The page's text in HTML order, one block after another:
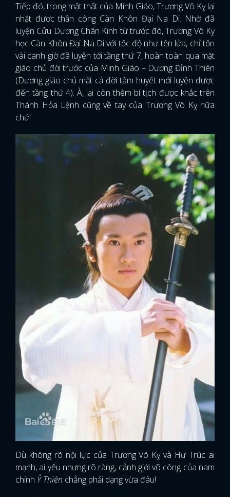
Tiếp đó, trong mật thất của Minh Giáo, Trương Vô Kỵ lại
nhặt được thần công Càn Khôn Đại Na Di. Nhờ đã
luyện Cửu Dương Chân Kinh từ trước đó, Trương Vô Kỵ
học Càn Khôn Đại Na Di với tốc độ như tên lửa, chỉ tốn
vài canh giờ đã luyện tới tầng thứ 7, hoàn toàn qua mặt
giáo chủ đời trước của Minh Giáo – Dương Đỉnh Thiên
(Dương giáo chủ mất cả đời tâm huyết mới luyện được
đến tầng thứ 4). À, lại còn thêm bí tịch được khắc trên
Thánh Hỏa Lệnh cũng về tay của Trương Vô Kỵ nữa
chứ!
Dù không rõ nội lực của Trương Vô Kỵ và Hư Trúc ai
mạnh, ai yếu nhưng rõ ràng, cảnh giới võ công của nam
chính Ỷ Thiên chẳng phải dạng vừa đâu!